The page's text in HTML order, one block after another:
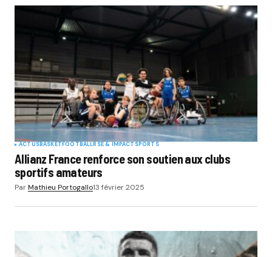
ACTUSBASKETFOOTBALLRSE & IMPACTSPORTS
Allianz France renforce son soutien aux clubs
sportifs amateurs
ParMathieu Portogallo13 février 2025